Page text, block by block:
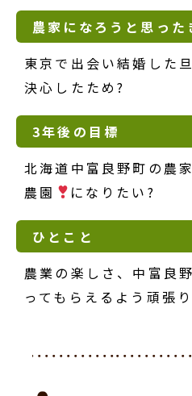
農家になろうと思った
東京で出会い結婚した
決心したため?
3年後の目標
北海道中富良野町の農
農園
になりたい?
ひとこと
農業の楽しさ、中富良
ってもらえるよう頑張